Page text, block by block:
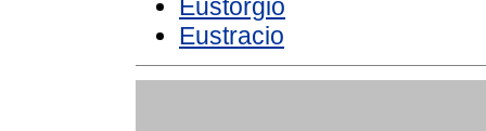
Eustorgio
Eustracio